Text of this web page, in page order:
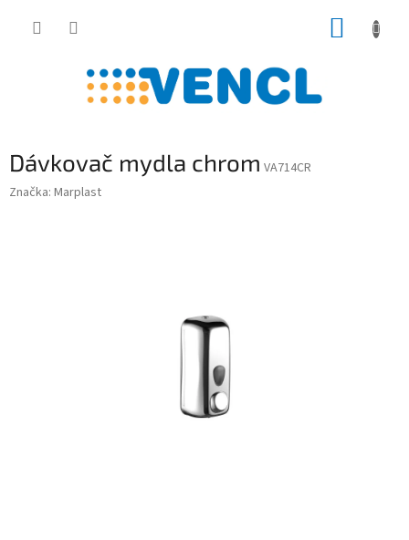
Dávkovač mydla chrom VA714CR
Značka: Marplast